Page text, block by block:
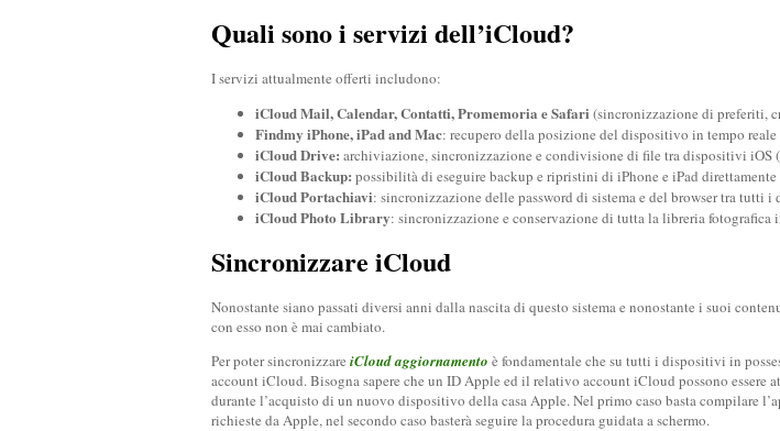
Quali sono i servizi dell’iCloud?
I servizi attualmente offerti includono:
iCloud Mail, Calendar, Contatti, Promemoria e Safari (sincronizzazione di preferiti,
Findmy iPhone, iPad and Mac: recupero della posizione del dispositivo in tempo
iCloud Drive: archiviazione, sincronizzazione e condivisione di file tra dispositivi iOS
iCloud Backup: possibilità di eseguire backup e ripristini di iPhone e iPad
iCloud Portachiavi: sincronizzazione delle password di sistema e del browser tra tutti
iCloud Photo Library: sincronizzazione e conservazione di tutta la libreria
Sincronizzare iCloud
Nonostante siano passati diversi anni dalla nascita di questo sistema e nonostante i suoi
con esso non è mai cambiato.
Per poter sincronizzare iCloud aggiornamento è fondamentale che su tutti i dispositivi in
account iCloud. Bisogna sapere che un ID Apple ed il relativo account iCloud possono
durante l’acquisto di un nuovo dispositivo della casa Apple. Nel primo caso basta compilare
richieste da Apple, nel secondo caso basterà seguire la procedura guidata a schermo.